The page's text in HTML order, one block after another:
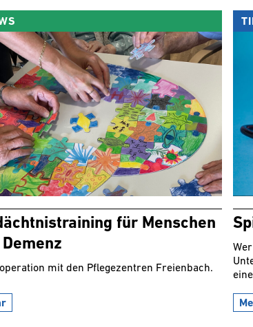
für Menschen
mit den Pflegezentren Freienbach.